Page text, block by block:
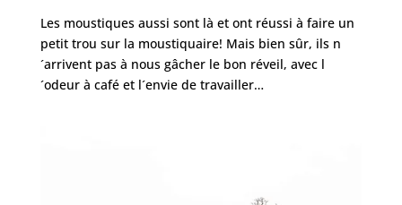
Les moustiques aussi sont là et ont réussi à faire un
petit trou sur la moustiquaire! Mais bien sûr, ils n
´arrivent pas à nous gâcher le bon réveil, avec l
´odeur à café et l´envie de travailler…